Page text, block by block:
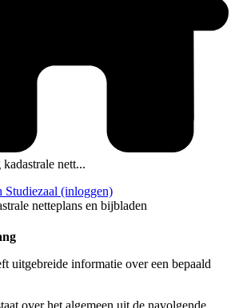
nett...
Studiezaal (inloggen)
netteplans en bijbladen
uitgebreide informatie over een bepaald